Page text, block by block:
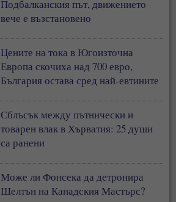
Подбалканския път, движението
вече е възстановено
Цените на тока в Югоизточна
Европа скочиха над 700 евро,
България остава сред най-евтините
Сблъсък между пътнически и
товарен влак в Хърватия: 25 души
са ранени
Може ли Фонсека да детронира
Шелтън на Канадския Мастърс?